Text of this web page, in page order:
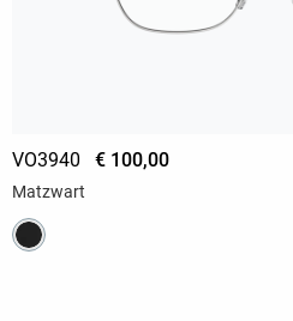
VO3940 € 100,00
Matzwart